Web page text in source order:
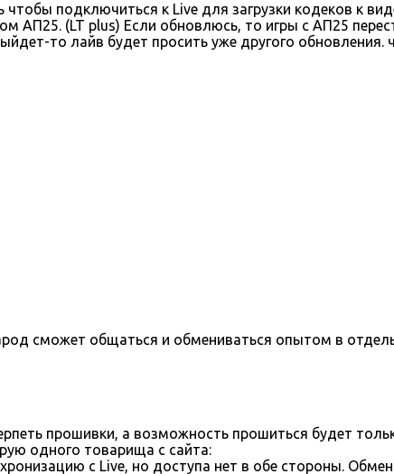
чтобы подключиться к Live для загрузки кодеков к
АП25. (LT plus) Если обновлюсь, то игры с АП25
то лайв будет просить уже другого обновления.
сможет общаться и обмениваться опытом в
прошивки, а возможность прошиться будет
одного товарища с сайта:
с Live, но доступа нет в обе стороны.